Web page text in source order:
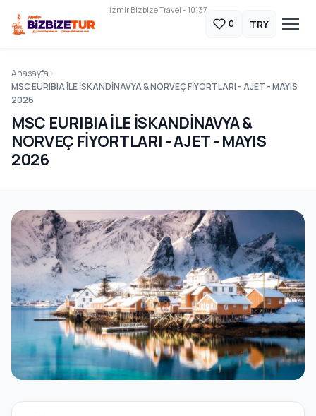
İzmir Bizbize Travel - 10137
0 TRY
Anasayfa
MSC EURIBIA İLE İSKANDİNAVYA & NORVEÇ FİYORTLARI - AJET - MAYIS
2026
MSC EURIBIA İLE İSKANDİNAVYA &
NORVEÇ FİYORTLARI - AJET - MAYIS
2026